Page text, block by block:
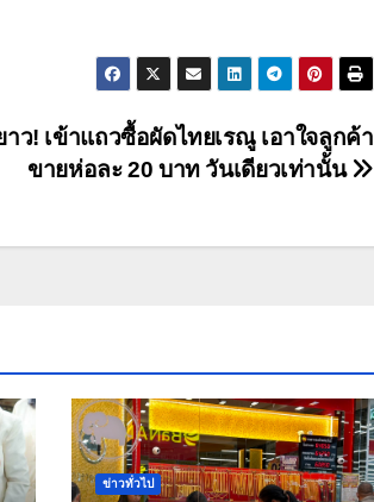
าว! เข้าแถวซื้อผัดไทยเรณู เอาใจลูกค้า
ขายห่อละ 20 บาท วันเดียวเท่านั้น
ข่าวทั่วไป